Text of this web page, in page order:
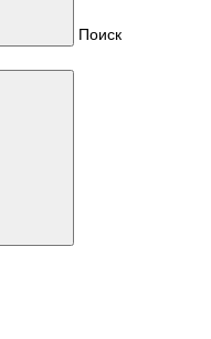
Поиск